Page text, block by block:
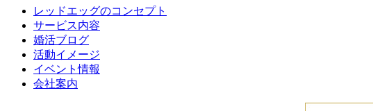
レッドエッグのコンセプト
サービス内容
婚活ブログ
活動イメージ
イベント情報
会社案内